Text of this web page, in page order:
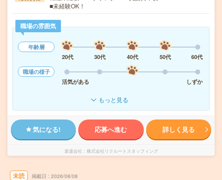
■未経験OK！
職場の雰囲気
年齢層
20代
30代 40代 50代
60代
職場の様子
活気がある
しずか
もっと見る
気になる! 応募へ進む 詳しく見る
派遣会社 株式会社リクルートスタッフィング
未読 掲載日 2026/08/08